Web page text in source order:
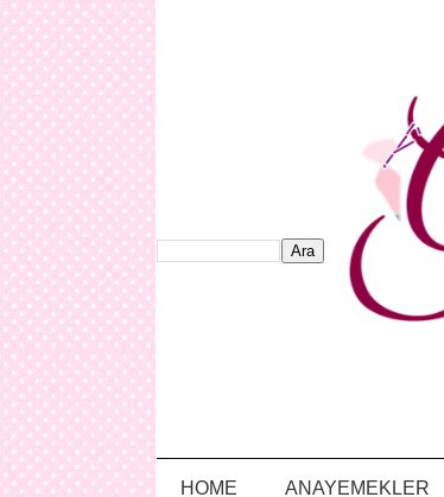
HOME ANAYEMEKLER